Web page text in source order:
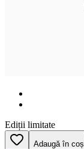
Ediții limitate
Adaugă în coș